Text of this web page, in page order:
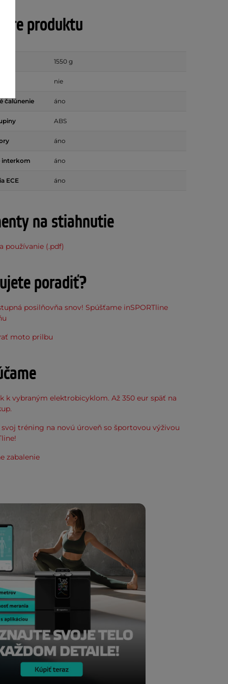
produktu
1550 g
nie
čalúnenie áno
ABS
áno
interkom áno
ECE áno
na stiahnutie
používanie (.pdf)
poradiť?
posilňovňa snov! Spúšťame inSPORTline
moto prilbu
k vybraným elektrobicyklom. Až 350 eur späť na
svoj tréning na novú úroveň so športovou výživou
zabalenie